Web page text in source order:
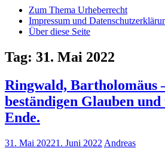
Zum Thema Urheberrecht
Impressum und
Über diese Seite
Tag: 31. Mai 2022
Ringwald, Bartholomäus
beständigen Glauben und
Ende.
31. Mai 20221. Juni 2022 Andreas